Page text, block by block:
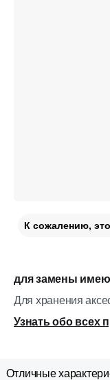
для замены
Для хранения
Узнать обо всех
К сожалению,
Отличные